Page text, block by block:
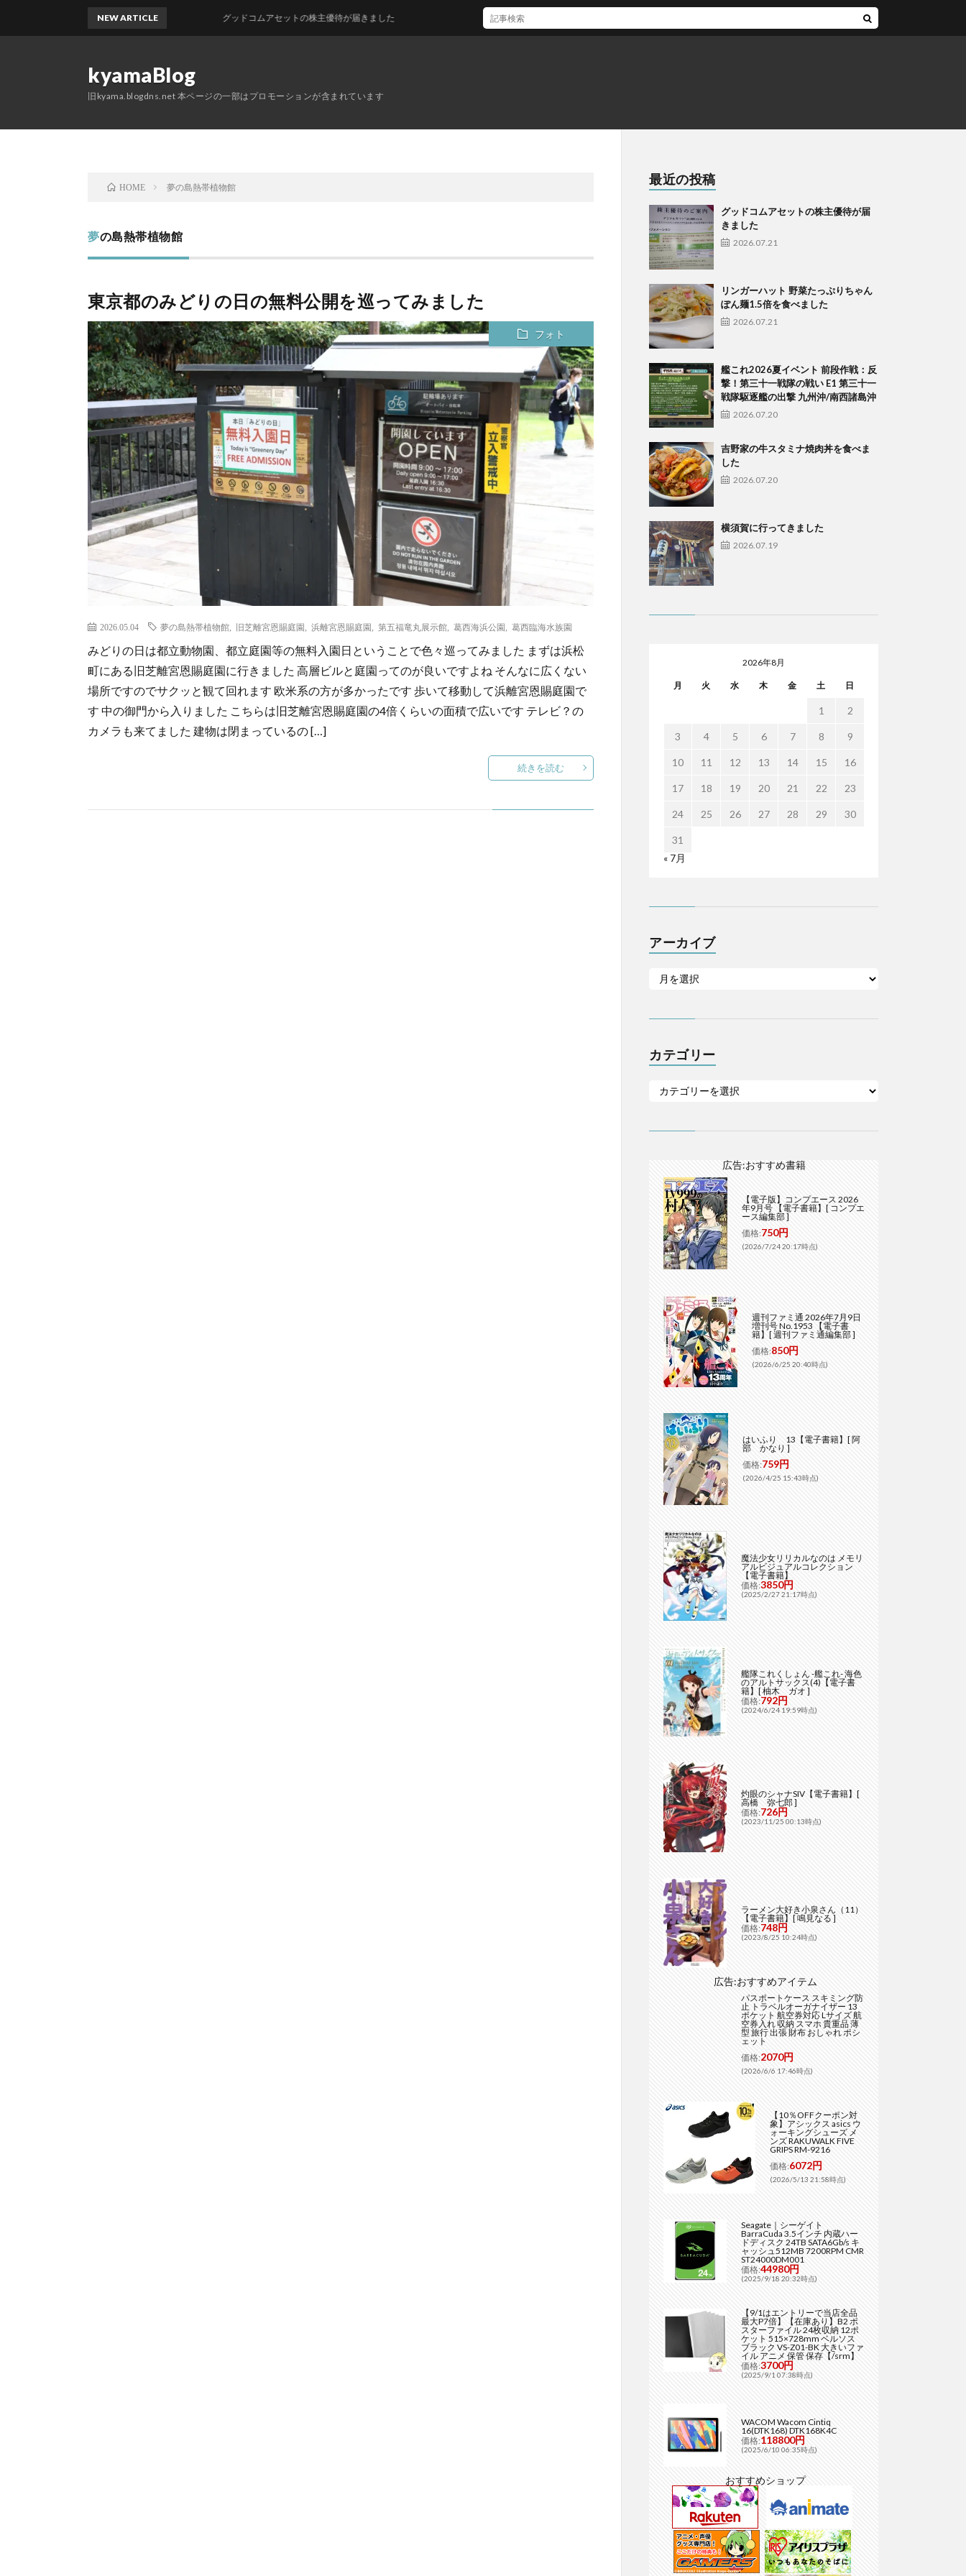
kyamaBlog
旧kyama.blogdns.net 本ページの一部はプロモーションが含まれています
NEW ARTICLE グッドコムアセットの株主優待が届きました
HOME 夢の島熱帯植物館
夢の島熱帯植物館
東京都のみどりの日の無料公開を巡ってみました
フォト
2026.05.04 夢の島熱帯植物館 旧芝離宮恩賜庭園 浜離宮恩賜庭園 第五福竜丸展示館 葛西海浜公園 葛西臨海水族園
みどりの日は都立動物園、都立庭園等の無料入園日ということで色々巡ってみました まずは浜松
町にある旧芝離宮恩賜庭園に行きました 高層ビルと庭園ってのが良いですよね そんなに広くない
場所ですのでサクッと観て回れます 欧米系の方が多かったです 歩いて移動して浜離宮恩賜庭園で
す 中の御門から入りました こちらは旧芝離宮恩賜庭園の4倍くらいの面積で広いです テレビ？の
カメラも来てました 建物は閉まっているの […]
続きを読む
最近の投稿
グッドコムアセットの株主優待が届
きました
2026.07.21
リンガーハット 野菜たっぷりちゃん
ぽん麺1.5倍を食べました
2026.07.21
艦これ2026夏イベント 前段作戦：反
撃！第三十一戦隊の戦い E1 第三十一
戦隊駆逐艦の出撃 九州沖/南西諸島沖
2026.07.20
吉野家の牛スタミナ焼肉丼を食べま
した
2026.07.20
横須賀に行ってきました
2026.07.19
2026年8月
月 火 水 木 金 土 日
1 2
3 4 5 6 7 8 9
10 11 12 13 14 15 16
17 18 19 20 21 22 23
24 25 26 27 28 29 30
31
« 7月
アーカイブ
カテゴリー
広告:おすすめ書籍
【電子版】コンプエース 2026
年9月号 【電子書籍】[ コンプエ
ース編集部 ]
価格:750円
(2026/7/24 20:17時点)
週刊ファミ通 2026年7月9日
増刊号 No.1953 【電子書
籍】[ 週刊ファミ通編集部 ]
価格:850円
(2026/6/25 20:40時点)
はいふり 13【電子書籍】[ 阿
部 かなり ]
価格:759円
(2026/4/25 15:43時点)
魔法少女リリカルなのは メモリ
アルビジュアルコレクション
【電子書籍】
価格:3850円
(2025/2/27 21:17時点)
艦隊これくしょん -艦これ- 海色
のアルトサックス(4)【電子書
籍】[ 柚木 ガオ ]
価格:792円
(2024/6/24 19:59時点)
灼眼のシャナSIV【電子書籍】[
高橋 弥七郎 ]
価格:726円
(2023/11/25 00:13時点)
ラーメン大好き小泉さん（11）
【電子書籍】[ 鳴見なる ]
価格:748円
(2023/8/25 10:24時点)
広告:おすすめアイテム
パスポートケース スキミング防
止 トラベルオーガナイザー 13
ポケット 航空券対応 Lサイズ 航
空券入れ 収納 スマホ 貴重品 薄
型 旅行 出張 財布 おしゃれ ポシ
ェット
価格:2070円
(2026/6/6 17:46時点)
【10％OFFクーポン対
象】アシックス asics ウ
ォーキングシューズ メ
ンズ RAKUWALK FIVE
GRIPS RM-9216
価格:6072円
(2026/5/13 21:58時点)
Seagate｜シーゲイト
BarraCuda 3.5インチ 内蔵ハー
ドディスク 24TB SATA6Gb/s キ
ャッシュ512MB 7200RPM CMR
ST24000DM001
価格:44980円
(2025/9/18 20:32時点)
【9/1はエントリーで当店全品
最大P7倍】【在庫あり】B2 ポ
スターファイル 24枚収納 12ポ
ケット 515×728mm ベルソス
ブラック VS-Z01-BK 大きいファ
イル アニメ 保管 保存【/srm】
価格:3700円
(2025/9/1 07:38時点)
WACOM Wacom Cintiq
16(DTK168) DTK168K4C
価格:118800円
(2025/6/10 06:35時点)
おすすめショップ